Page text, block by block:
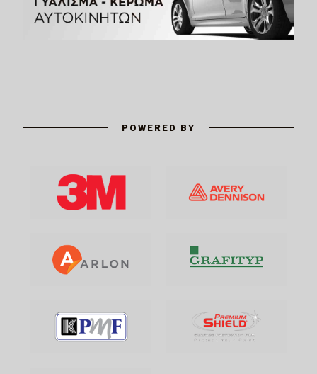
POWERED BY